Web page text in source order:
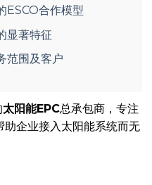
合作模型
著特征
围及客户
太阳能EPC总承包商，专注
企业接入太阳能系统而无